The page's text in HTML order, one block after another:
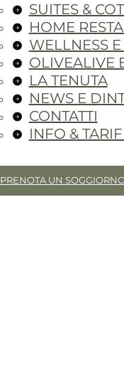
SUITES &
HOME
WELLNESS E
OLIVEALIVE
LA TENUTA
NEWS E
CONTATTI
INFO &
PRENOTA UN